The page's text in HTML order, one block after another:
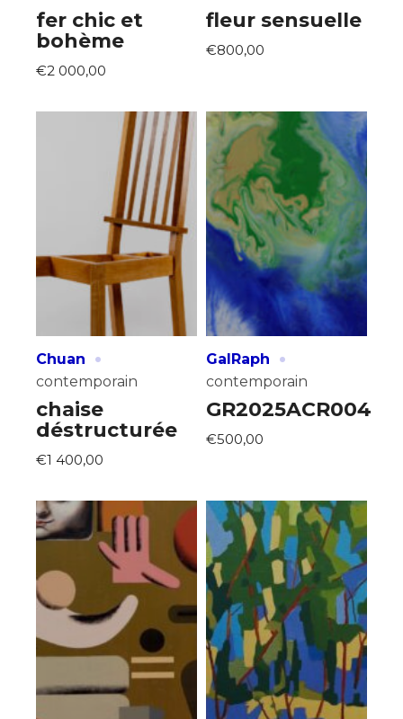
fer chic et
bohème
€2 000,00
fleur sensuelle
€800,00
Chuan ·
contemporain
chaise
déstructurée
€1 400,00
GalRaph ·
contemporain
GR2025ACR004
€500,00